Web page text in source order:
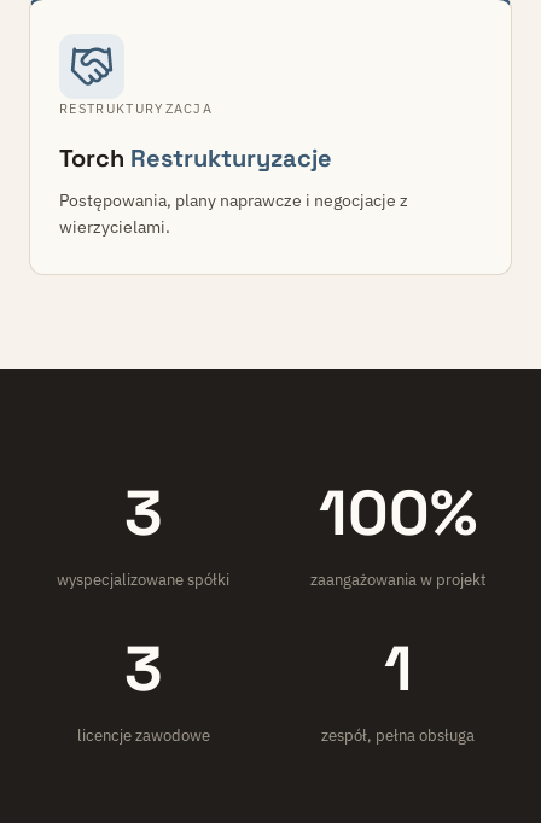
RESTRUKTURYZACJA
Torch Restrukturyzacje
Postępowania, plany naprawcze i negocjacje z
wierzycielami.
3
wyspecjalizowane spółki
100%
zaangażowania w projekt
3
licencje zawodowe
1
zespół, pełna obsługa